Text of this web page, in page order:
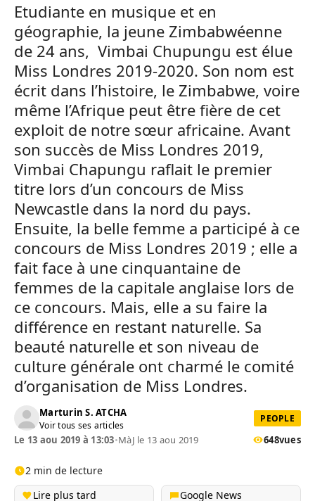
Etudiante en musique et en
géographie, la jeune Zimbabwéenne
de 24 ans, Vimbai Chupungu est élue
Miss Londres 2019-2020. Son nom est
écrit dans l’histoire, le Zimbabwe, voire
même l’Afrique peut être fière de cet
exploit de notre sœur africaine. Avant
son succès de Miss Londres 2019,
Vimbai Chapungu raflait le premier
titre lors d’un concours de Miss
Newcastle dans la nord du pays.
Ensuite, la belle femme a participé à ce
concours de Miss Londres 2019 ; elle a
fait face à une cinquantaine de
femmes de la capitale anglaise lors de
ce concours. Mais, elle a su faire la
différence en restant naturelle. Sa
beauté naturelle et son niveau de
culture générale ont charmé le comité
d’organisation de Miss Londres.
Marturin S. ATCHA
Voir tous ses articles
PEOPLE
Le 13 aou 2019 à 13:03•MàJ le 13 aou 2019 648vues
2 min de lecture
Lire plus tard
Google News